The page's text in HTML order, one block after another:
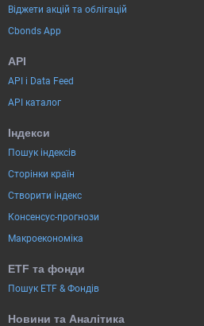
Віджети акцій та облігацій
Cbonds App
API
API і Data Feed
API каталог
Індекси
Пошук індексів
Сторінки країн
Створити індекс
Консенсус-прогнози
Макроекономіка
ETF та фонди
Пошук ETF & Фондів
Новини та Аналітика